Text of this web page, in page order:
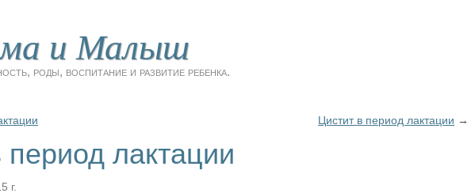
и Малыш
роды, воспитание и развитие ребенка.
Цистит в период лактации →
период лактации
г.